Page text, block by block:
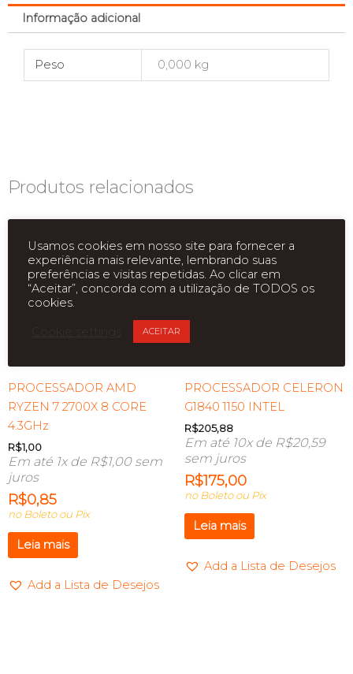
Informação adicional
Peso 0,000 kg
Produtos relacionados
PROCESSADOR AMD
RYZEN 7 2700X 8 CORE
4.3GHz
R$1,00
Em até 1x de R$1,00sem
juros
R$0,85
no Boleto ou Pix
Leia mais
Add a Lista de Desejos
PROCESSADOR CELERON
G1840 1150 INTEL
R$205,88
Em até 10x de R$20,59
sem juros
R$175,00
no Boleto ou Pix
Leia mais
Add a Lista de Desejos
Usamos cookies em nosso site para fornecer a
experiência mais relevante, lembrando suas
preferências e visitas repetidas. Ao clicar em
“Aceitar”, concorda com a utilização de TODOS os
cookies.
ACEITAR